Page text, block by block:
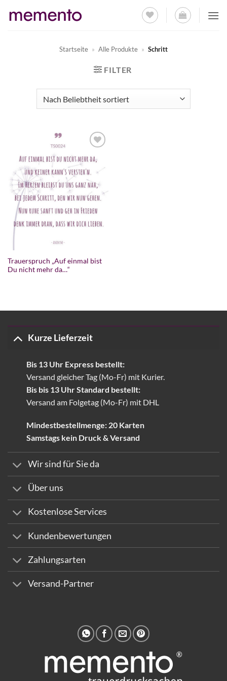
Inhalt
Startseite » Alle Produkte » Schritt
FILTER
Trauerspruch „Auf einmal bist
Du nicht mehr da…“
Kurze Lieferzeit
Bis 13 Uhr Express bestellt:
Versand gleicher Tag (Mo-Fr) mit Kurier.
Bis bis 13 Uhr Standard bestellt:
Versand am Folgetag (Mo-Fr) mit DHL
Mindestbestellmenge: 20 Karten
Samstags kein Druck & Versand
Wir sind für Sie da
Über uns
Kostenlose Services
Kundenbewertungen
Zahlungsarten
Versand-Partner